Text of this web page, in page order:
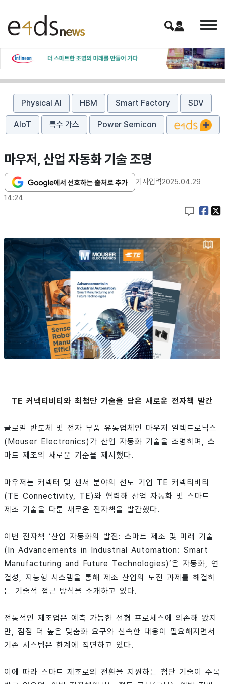
Physical AI HBM Smart Factory SDV
AIoT 특수 가스 Power Semicon
마우저, 산업 자동화 기술 조명
기사입력2025.04.29
14:24
TE 커넥티비티와 최첨단 기술을 담은 새로운 전자책 발간
글로벌 반도체 및 전자 부품 유통업체인 마우저 일렉트로닉스
(Mouser Electronics)가 산업 자동화 기술을 조명하며, 스
마트 제조의 새로운 기준을 제시했다.
마우저는 커넥터 및 센서 분야의 선도 기업 TE 커넥티비티
(TE Connectivity, TE)와 협력해 산업 자동화 및 스마트
제조 기술을 다룬 새로운 전자책을 발간했다.
이번 전자책 ‘산업 자동화의 발전: 스마트 제조 및 미래 기술
(In Advancements in Industrial Automation: Smart
Manufacturing and Future Technologies)’은 자동화, 연
결성, 지능형 시스템을 통해 제조 산업의 도전 과제를 해결하
는 기술적 접근 방식을 소개하고 있다.
전통적인 제조업은 예측 가능한 선형 프로세스에 의존해 왔지
만, 점점 더 높은 맞춤화 요구와 신속한 대응이 필요해지면서
기존 시스템은 한계에 직면하고 있다.
이에 따라 스마트 제조로의 전환을 지원하는 첨단 기술이 주목